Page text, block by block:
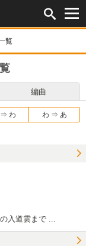
覧
編曲
⇒ わ わ ⇒ あ
入道雲まで ...